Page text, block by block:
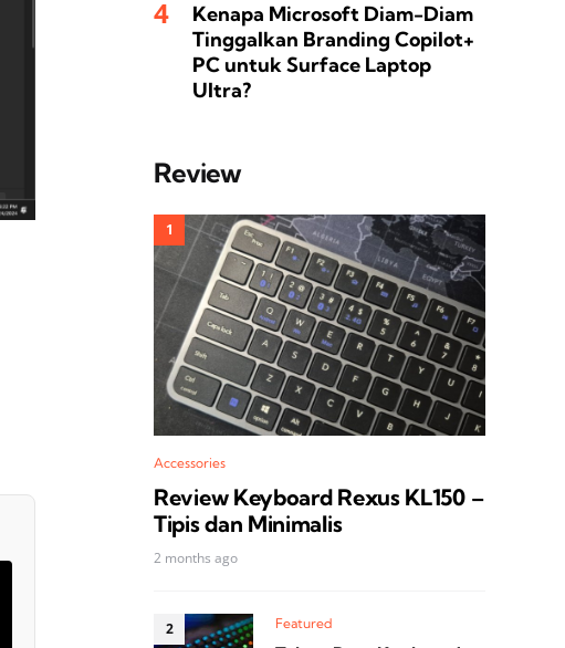
Kenapa Microsoft Diam-Diam
Tinggalkan Branding Copilot+
PC untuk Surface Laptop
Ultra?
Review
Accessories
Review Keyboard Rexus KL150 –
Tipis dan Minimalis
2 months ago
Featured